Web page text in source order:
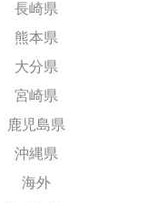
長崎県
熊本県
大分県
宮崎県
鹿児島県
沖縄県
海外